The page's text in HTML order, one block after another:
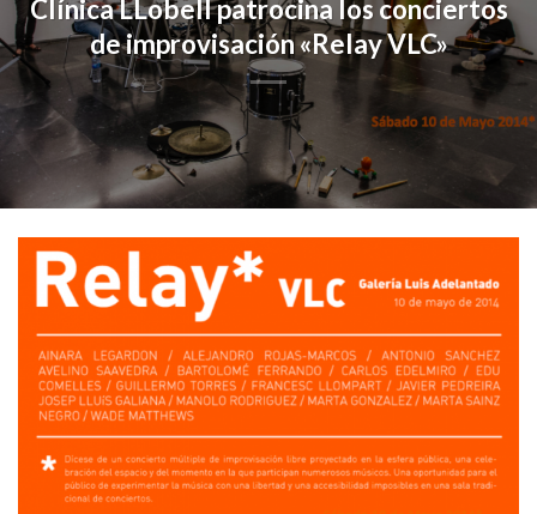
Clínica LLobell patrocina los conciertos
de improvisación «Relay VLC»